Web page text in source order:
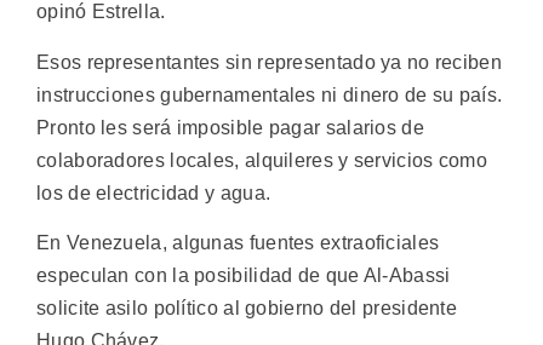
opinó Estrella.
Esos representantes sin representado ya no reciben
instrucciones gubernamentales ni dinero de su país.
Pronto les será imposible pagar salarios de
colaboradores locales, alquileres y servicios como
los de electricidad y agua.
En Venezuela, algunas fuentes extraoficiales
especulan con la posibilidad de que Al-Abassi
solicite asilo político al gobierno del presidente
Hugo Chávez.